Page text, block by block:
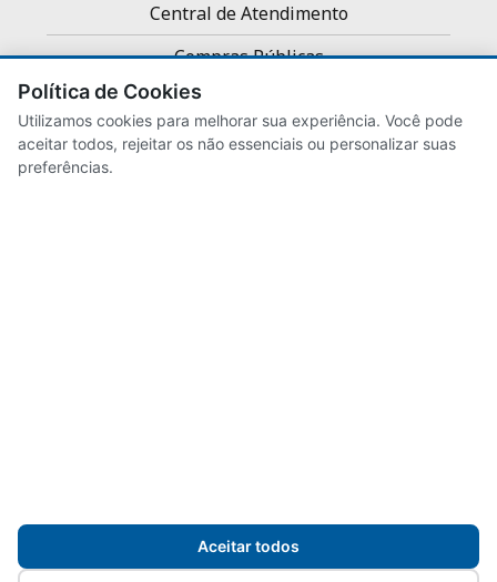
Central de Atendimento
Compras Públicas
Concursos e Processos Seletivos
Noticias
Política de Cookies
Utilizamos cookies para melhorar sua experiência. Você pode
aceitar todos, rejeitar os não essenciais ou personalizar suas
preferências.
Aceitar todos